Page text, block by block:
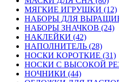
МЯГКИЕ ИГРУШКИ (12)
НАБОРЫ ДЛЯ
НАБОРЫ ЗНАЧКОВ (24)
НАКЛЕЙКИ (42)
НАПОЛНИТЕЛЬ (28)
НОСКИ КОРОТКИЕ (31)
НОСКИ С ВЫСОКОЙ
НОЧНИКИ (44)